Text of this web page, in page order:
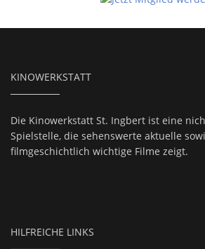
KINOWERKSTATT
Die Kinowerkstatt St. Ingbert ist eine
Spielstelle, die sehenswerte aktuelle
filmgeschichtlich wichtige Filme zeigt.
HILFREICHE LINKS